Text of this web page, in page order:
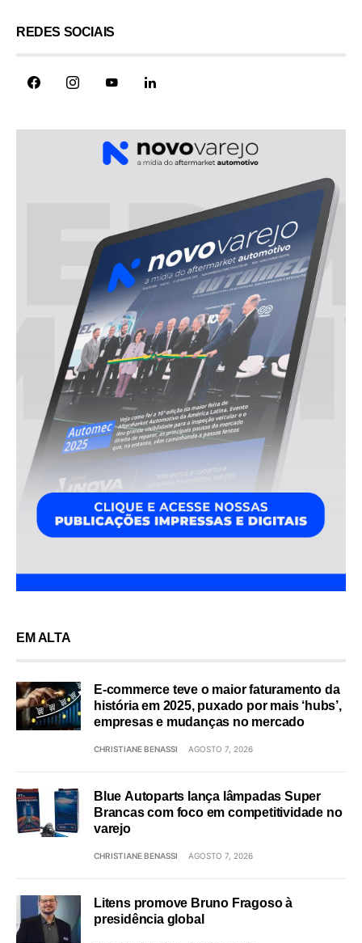
REDES SOCIAIS
EM ALTA
E-commerce teve o maior faturamento da
história em 2025, puxado por mais ‘hubs’,
empresas e mudanças no mercado
CHRISTIANE BENASSI AGOSTO 7, 2026
Blue Autoparts lança lâmpadas Super
Brancas com foco em competitividade no
varejo
CHRISTIANE BENASSI AGOSTO 7, 2026
Litens promove Bruno Fragoso à
presidência global